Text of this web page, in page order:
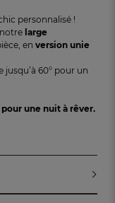
personnalisé !
large
en version unie
jusqu’à 60° pour un
pour une nuit à rêver.